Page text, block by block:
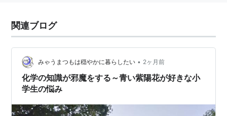
関連ブログ
みゃうまつもは穏やかに暮らしたい • 2ヶ月前
化学の知識が邪魔をする～青い紫陽花が好きな小
学生の悩み